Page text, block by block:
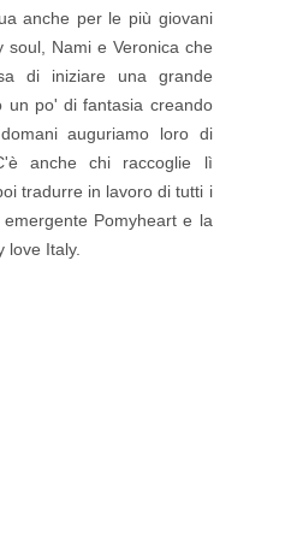
anche per le più giovani
soul, Nami e Veronica che
di iniziare una grande
un po' di fantasia creando
auguriamo loro di
anche chi raccoglie lì
tradurre in lavoro di tutti i
Pomyheart e la
love Italy.